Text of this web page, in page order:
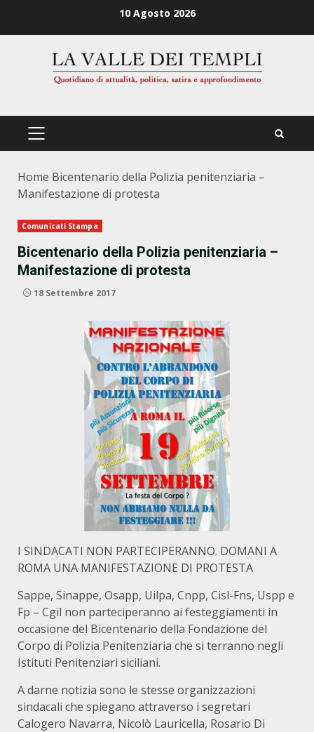
10 Agosto 2026
PRIMÄRES
Home Bicentenario della Polizia penitenziaria –
Manifestazione di protesta
Comunicati Stampa
Bicentenario della Polizia penitenziaria –
Manifestazione di protesta
18 Settembre 2017
I SINDACATI NON PARTECIPERANNO. DOMANI A
ROMA UNA MANIFESTAZIONE DI PROTESTA
Sappe, Sinappe, Osapp, Uilpa, Cnpp, Cisl-Fns, Uspp e
Fp – Cgil non parteciperanno ai festeggiamenti in
occasione del Bicentenario della Fondazione del
Corpo di Polizia Penitenziaria che si terranno negli
Istituti Penitenziari siciliani.
A darne notizia sono le stesse organizzazioni
sindacali che spiegano attraverso i segretari
Calogero Navarra, Nicolò Lauricella, Rosario Di